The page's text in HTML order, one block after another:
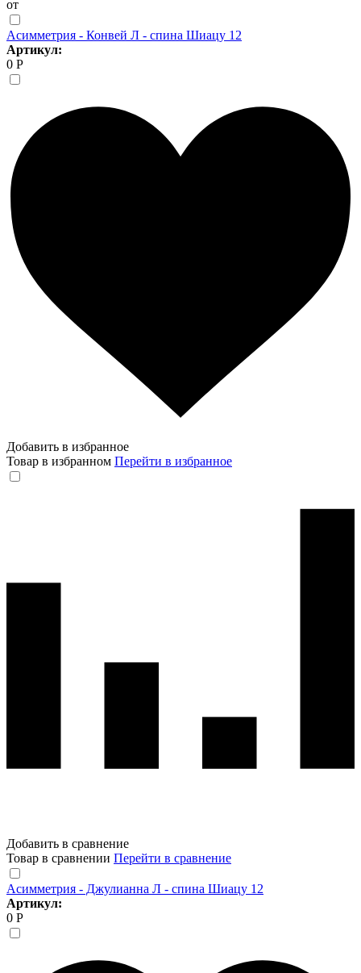
от
Асимметрия - Конвей Л - спина Шиацу 12
Артикул:
0 Р
Добавить в избранное
Товар в избранном Перейти в избранное
Добавить в сравнение
Товар в сравнении Перейти в сравнение
Асимметрия - Джулианна Л - спина Шиацу 12
Артикул:
0 Р